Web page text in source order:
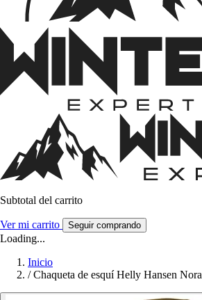
Subtotal del carrito
Ver mi carrito Seguir comprando
Loading...
Inicio
/ Chaqueta de esquí Helly Hansen Nora